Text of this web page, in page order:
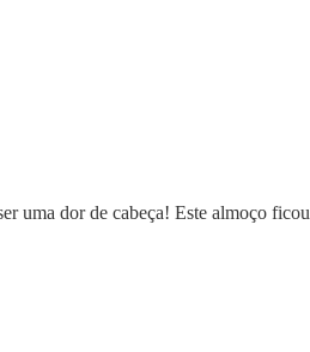
uma dor de cabeça! Este almoço ficou